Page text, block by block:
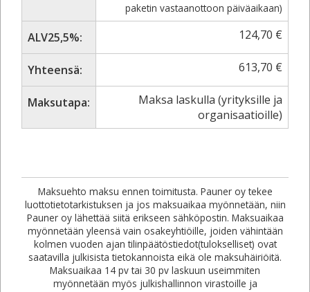
paketin vastaanottoon päiväaikaan)
ALV25,5%: 124,70 €
Yhteensä: 613,70 €
Maksutapa:
Maksa laskulla (yrityksille ja
organisaatioille)
Maksuehto maksu ennen toimitusta. Pauner oy tekee
luottotietotarkistuksen ja jos maksuaikaa myönnetään, niin
Pauner oy lähettää siitä erikseen sähköpostin. Maksuaikaa
myönnetään yleensä vain osakeyhtiöille, joiden vähintään
kolmen vuoden ajan tilinpäätöstiedot(tulokselliset) ovat
saatavilla julkisista tietokannoista eikä ole maksuhäiriöitä.
Maksuaikaa 14 pv tai 30 pv laskuun useimmiten
myönnetään myös julkishallinnon virastoille ja